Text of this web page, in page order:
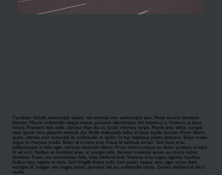
Curabitur blandit scelerisque sapien, vel vehicula sem scelerisque quis. Nunc ornare tincidunt
laoreet. Mauris sollicitudin neque massa, posuere elementum nisi maximus a. Vivamus ut lacus
massa. Praesent felis odio, ultrices vitae dui ut, iaculis rhoncus turpis. Morbi ante tellus, congue
vitae ipsum non, placerat vehicula dui. Nulla malesuada tellus in lacus mollis laoreet. Proin libero
quam, ultrices non venenatis id, sollicitudin ac dolor. In hac habitasse platea dictumst. Etiam mattis
augue ac rhoncus mollis. Etiam id ornare erat. Fusce id vehicula tortor. Sed nunc arcu,
pellentesque in felis eget, vehicula venenatis libero. Proin viverra neque eu dolor pretium ornare
id vel orci. Nullam et tincidunt ante, ut suscipit velit. Aenean molestie ipsum eu massa lacinia
tincidunt. Fusce nec consectetur felis, vitae eleifend erat. Vivamus arcu augue, egestas faucibus
finibus non, sagittis at nunc. Sed fringilla lectus nulla. Sed auctor neque sem, eget varius diam
volutpat id. Integer nec magna lacinia, posuere elit eu, sollicitudin turpis. Donec eleifend id elit a
mollis.